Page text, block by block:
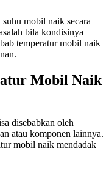
mobil naik secara
bila kondisinya
temperatur mobil naik
Mobil Naik
disebabkan oleh
atau komponen lainnya.
mobil naik mendadak